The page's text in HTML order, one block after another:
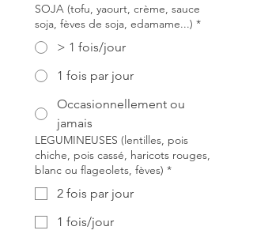
SOJA (tofu, yaourt, crème, sauce
soja, fèves de soja, edamame...) *
> 1 fois/jour
1 fois par jour
Occasionnellement ou
jamais
LEGUMINEUSES (lentilles, pois
chiche, pois cassé, haricots rouges,
blanc ou flageolets, fèves) *
2 fois par jour
1 fois/jour